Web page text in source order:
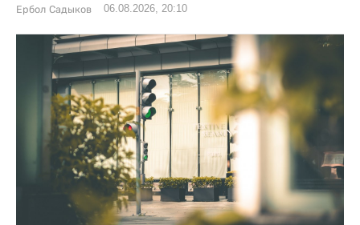
Ербол Садыков 06.08.2026, 20:10